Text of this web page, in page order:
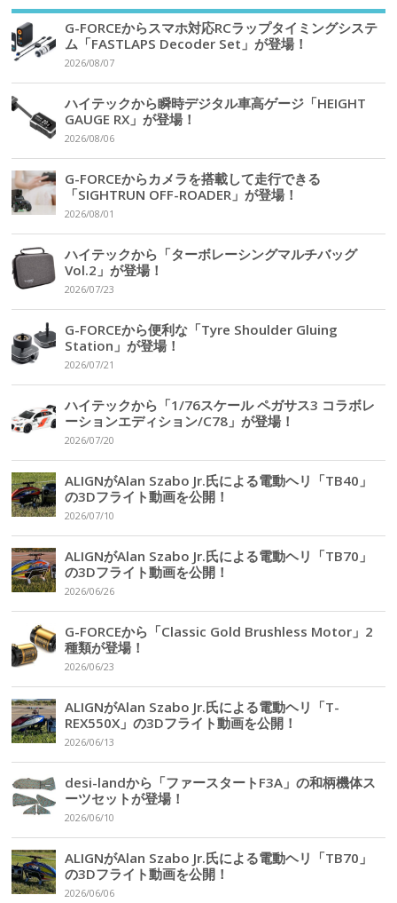
G-FORCEからスマホ対応RCラップタイミングシステ
ム「FASTLAPS Decoder Set」が登場！
2026/08/07
ハイテックから瞬時デジタル車高ゲージ「HEIGHT
GAUGE RX」が登場！
2026/08/06
G-FORCEからカメラを搭載して走行できる
「SIGHTRUN OFF-ROADER」が登場！
2026/08/01
ハイテックから「ターボレーシングマルチバッグ
Vol.2」が登場！
2026/07/23
G-FORCEから便利な「Tyre Shoulder Gluing
Station」が登場！
2026/07/21
ハイテックから「1/76スケール ペガサス3 コラボレ
ーションエディション/C78」が登場！
2026/07/20
ALIGNがAlan Szabo Jr.氏による電動ヘリ「TB40」
の3Dフライト動画を公開！
2026/07/10
ALIGNがAlan Szabo Jr.氏による電動ヘリ「TB70」
の3Dフライト動画を公開！
2026/06/26
G-FORCEから「Classic Gold Brushless Motor」2
種類が登場！
2026/06/23
ALIGNがAlan Szabo Jr.氏による電動ヘリ「T-
REX550X」の3Dフライト動画を公開！
2026/06/13
desi-landから「ファースタートF3A」の和柄機体ス
ーツセットが登場！
2026/06/10
ALIGNがAlan Szabo Jr.氏による電動ヘリ「TB70」
の3Dフライト動画を公開！
2026/06/06